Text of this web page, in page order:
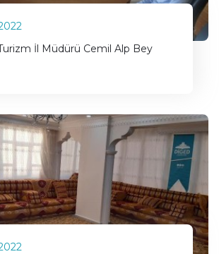
İl Müdürü Cemil Alp Bey